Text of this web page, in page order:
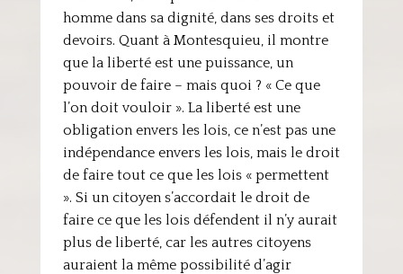
homme dans sa dignité, dans ses droits et
devoirs. Quant à Montesquieu, il montre
que la liberté est une puissance, un
pouvoir de faire – mais quoi ? « Ce que
l’on doit vouloir ». La liberté est une
obligation envers les lois, ce n’est pas une
indépendance envers les lois, mais le droit
de faire tout ce que les lois « permettent
». Si un citoyen s’accordait le droit de
faire ce que les lois défendent il n’y aurait
plus de liberté, car les autres citoyens
auraient la même possibilité d’agir